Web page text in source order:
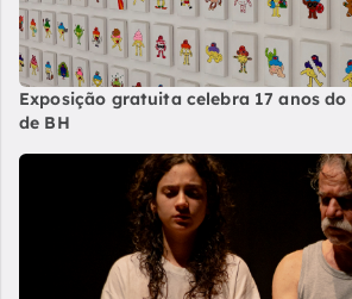
Exposição gratuita celebra 17 anos do
de BH